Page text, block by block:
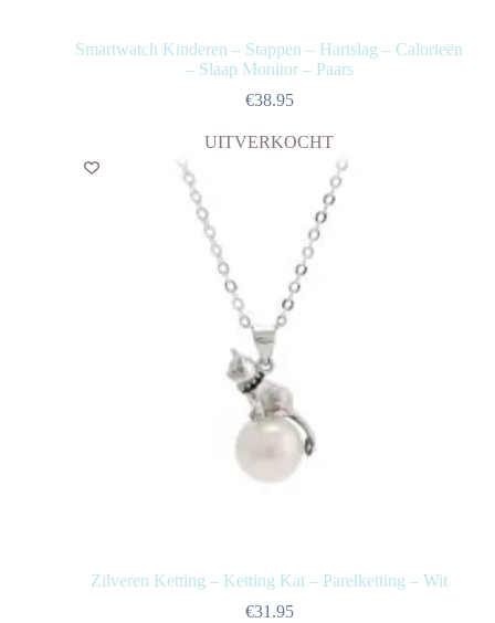
Smartwatch Kinderen – Stappen – Hartslag – Calorieën
– Slaap Monitor – Paars
€38.95
UITVERKOCHT
Zilveren Ketting – Ketting Kat – Parelketting – Wit
€31.95